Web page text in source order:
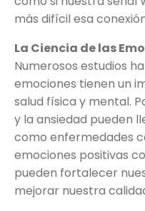
más difícil esa
La Ciencia de las
Numerosos estudios
emociones tienen un
salud física y mental.
y la ansiedad pueden
como enfermedades
emociones positivas
pueden fortalecer
mejorar nuestra